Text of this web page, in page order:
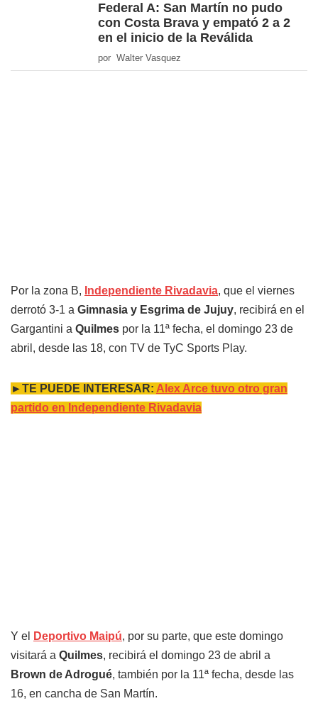
Federal A: San Martín no pudo
con Costa Brava y empató 2 a 2
en el inicio de la Reválida
por Walter Vasquez
Por la zona B, Independiente Rivadavia, que el viernes
derrotó 3-1 a Gimnasia y Esgrima de Jujuy, recibirá en el
Gargantini a Quilmes por la 11ª fecha, el domingo 23 de
abril, desde las 18, con TV de TyC Sports Play.
►TE PUEDE INTERESAR: Alex Arce tuvo otro gran
partido en Independiente Rivadavia
Y el Deportivo Maipú, por su parte, que este domingo
visitará a Quilmes, recibirá el domingo 23 de abril a
Brown de Adrogué, también por la 11ª fecha, desde las
16, en cancha de San Martín.